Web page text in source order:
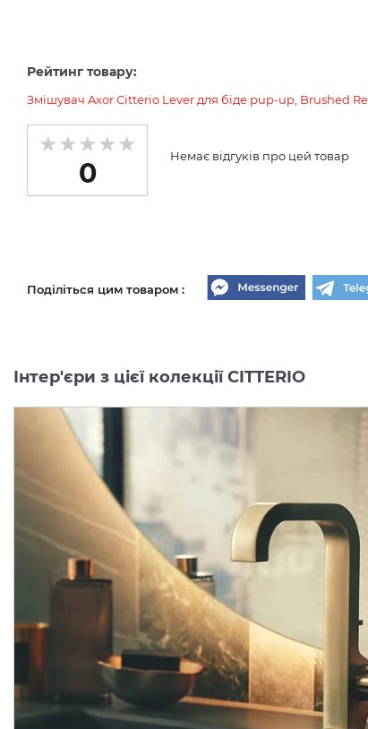
Рейтинг товару:
Змішувач Axor Citterio Lever для біде pup-up, Brushed
0
Немає відгуків про цей товар
Поділіться цим товаром :
Інтер'єри з цієї колекції CITTERIO
Змішувач Axor Citterio 170
для умивальника на 3
отвори, Chrome 39133000
AXOR
Колекція:
CITTERIO
Під замовлення
Змішувач Axor
Lever для ванни
Виробник:
Колекція:
Кількість товару
обмежена